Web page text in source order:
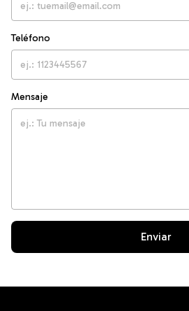
Teléfono
Mensaje
Enviar